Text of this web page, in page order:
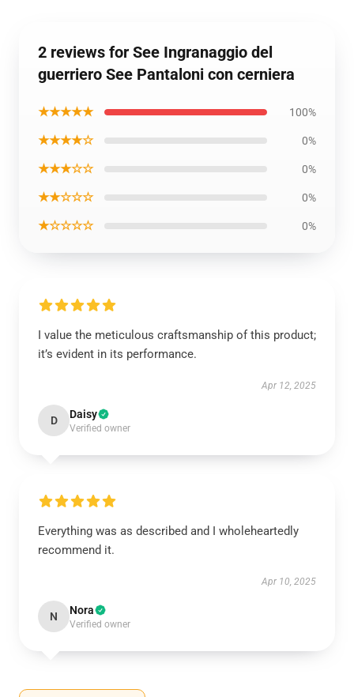
2 reviews for See Ingranaggio del
guerriero See Pantaloni con cerniera
★★★★★ 100%
★★★★☆ 0%
★★★☆☆ 0%
★★☆☆☆ 0%
★☆☆☆☆ 0%
I value the meticulous craftsmanship of this product;
it’s evident in its performance.
Apr 12, 2025
D Daisy
Verified owner
Everything was as described and I wholeheartedly
recommend it.
Apr 10, 2025
N Nora
Verified owner